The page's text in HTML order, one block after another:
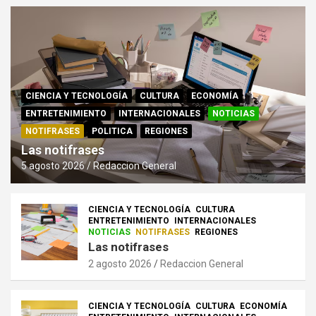
CIENCIA Y TECNOLOGÍA CULTURA
ECONOMÍA
ENTRETENIMIENTO
INTERNACIONALES
NOTICIAS
NOTIFRASES
POLITICA REGIONES
Las notifrases
5 agosto 2026 Redaccion General
CIENCIA Y TECNOLOGÍA CULTURA
ENTRETENIMIENTO
INTERNACIONALES
NOTICIAS NOTIFRASES REGIONES
Las notifrases
2 agosto 2026 Redaccion General
CIENCIA Y TECNOLOGÍA CULTURA ECONOMÍA